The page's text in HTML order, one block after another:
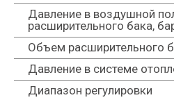
Давление в воздушной
расширительного бака,
Объем расширительного
Давление в системе
Диапазон регулировки